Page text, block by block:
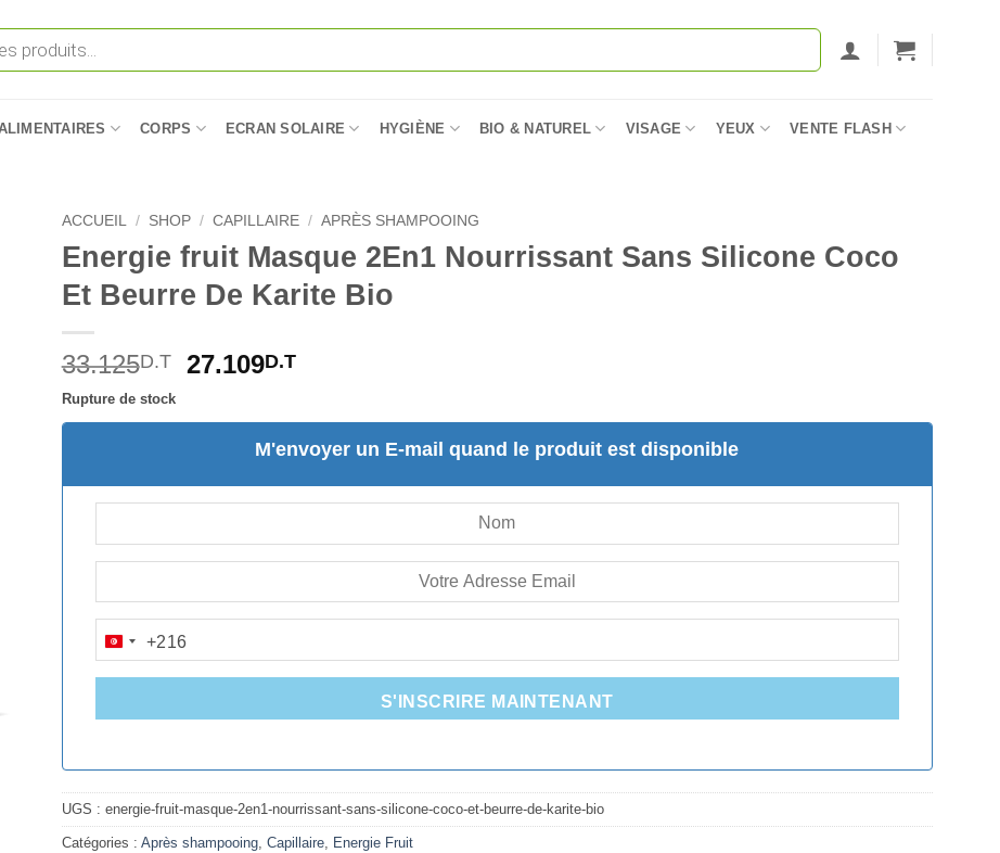
CORPS ECRAN SOLAIRE HYGIÈNE BIO & NATUREL VISAGE YEUX VENTE FLASH
ACCUEIL / SHOP / CAPILLAIRE / APRÈS SHAMPOOING
Energie fruit Masque 2En1 Nourrissant Sans Silicone Coco
Et Beurre De Karite Bio
33.125D.T
Le
initial
27.109D.TLe
actuel
est :
27.109D.T.
Rupture de stock
M'envoyer un E-mail quand le produit est disponible
TUNISIA
+216
+216
S'INSCRIRE MAINTENANT
UGS : energie-fruit-masque-2en1-nourrissant-sans-silicone-coco-et-beurre-de-karite-bio
Catégories : Après shampooing, Capillaire, Energie Fruit